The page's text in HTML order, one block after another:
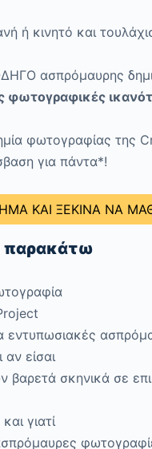
ή κινητό και
ασπρόμαυρης
φωτογραφικές
φωτογραφίας της
για πάντα*!
ΚΑΙ ΞΕΚΙΝΑ ΝΑ
παρακάτω
εντυπωσιακές
είσαι
σκηνικά σε
γιατί